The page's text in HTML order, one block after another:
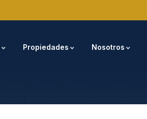
Propiedades Nosotros